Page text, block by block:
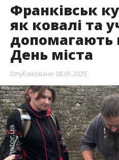
Франківськ
як ковалі та
допомагають
День міста
Опубліковано 08.05.2025